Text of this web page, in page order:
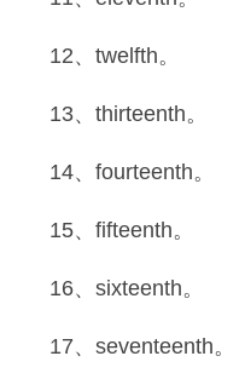
12、twelfth。
13、thirteenth。
14、fourteenth。
15、fifteenth。
16、sixteenth。
17、seventeenth。